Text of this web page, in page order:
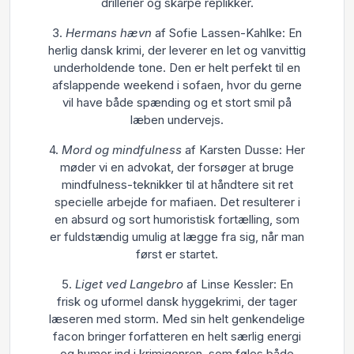
3. Hermans hævn af Sofie Lassen-Kahlke: En
herlig dansk krimi, der leverer en let og vanvittig
underholdende tone. Den er helt perfekt til en
afslappende weekend i sofaen, hvor du gerne
vil have både spænding og et stort smil på
læben undervejs.
4. Mord og mindfulness af Karsten Dusse: Her
møder vi en advokat, der forsøger at bruge
mindfulness-teknikker til at håndtere sit ret
specielle arbejde for mafiaen. Det resulterer i
en absurd og sort humoristisk fortælling, som
er fuldstændig umulig at lægge fra sig, når man
først er startet.
5. Liget ved Langebroaf Linse Kessler: En
frisk og uformel dansk hyggekrimi, der tager
læseren med storm. Med sin helt genkendelige
facon bringer forfatteren en helt særlig energi